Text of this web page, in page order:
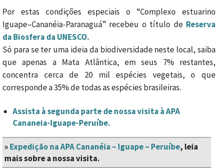
Por estas condições especiais o “Complexo estuarino
Iguape–Cananéia-Paranaguá” recebeu o título de Reserva
da Biosfera da UNESCO.
Só para se ter uma ideia da biodiversidade neste local, saiba
que apenas a Mata Atlântica, em seus 7% restantes,
concentra cerca de 20 mil espécies vegetais, o que
corresponde a 35% de todas as espécies brasileiras.
Assista à segunda parte de nossa visita à APA
Cananeia-Iguape-Peruíbe.
» Expedição na APA Cananéia – Iguape – Peruíbe, leia
mais sobre a nossa visita.